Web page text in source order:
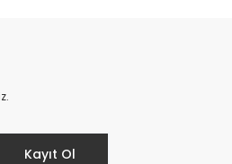
Kayıt Ol